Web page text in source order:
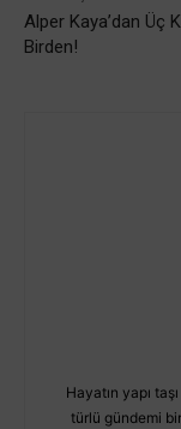
Alper Kaya’dan Üç
Birden!
Hayatın yapı
türlü gündemi